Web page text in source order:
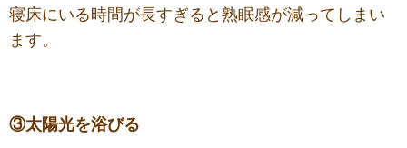
寝床にいる時間が長すぎると熟眠感が減ってしまい
ます。
③太陽光を浴びる